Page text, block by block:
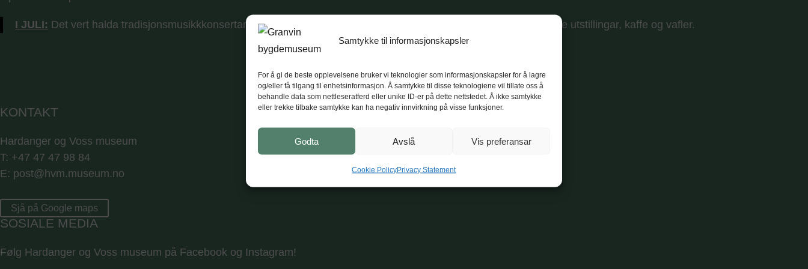
Samtykke til informasjonskapsler
For å gi de beste opplevelsene bruker vi teknologier som informasjonskapsler for å lagre
og/eller få tilgang til enhetsinformasjon. Å samtykke til disse teknologiene vil tillate oss å
behandle data som nettleseratferd eller unike ID-er på dette nettstedet. Å ikke samtykke
eller trekke tilbake samtykke kan ha negativ innvirkning på visse funksjoner.
Godta Avslå Vis preferansar
Cookie PolicyPrivacy Statement
I JULI: Det vert halda tradisjonsmusikkkonsertar kvar torsdag i juli (5 konsertar) kl. 18. Tunet opnar kl. 17 med opne utstillingar, kaffe og vafler.
KONTAKT
Hardanger og Voss museum
T: +47 47 47 98 84
E: post@hvm.museum.no
Sjå på Google maps
SOSIALE MEDIA
Følg Hardanger og Voss museum på Facebook og Instagram!